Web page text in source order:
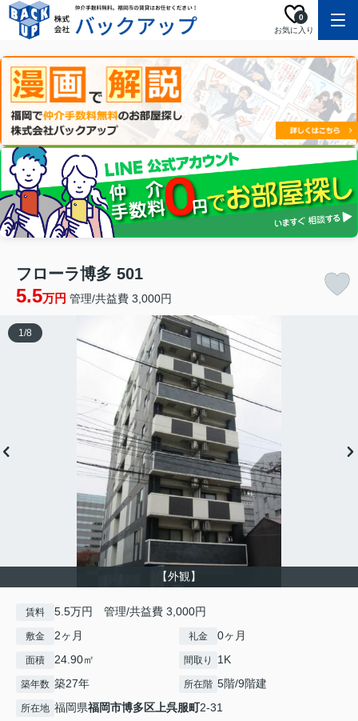
お気に入り
0
フローラ博多 501
5.5万円 管理/共益費 3,000円
【外観】
1/8
賃料 5.5万円 管理/共益費 3,000円
敷金 2ヶ月 礼金 0ヶ月
面積 24.90㎡ 間取り 1K
築年数 築27年 所在階 5階/9階建
所在地 福岡県福岡市博多区上呉服町2-31